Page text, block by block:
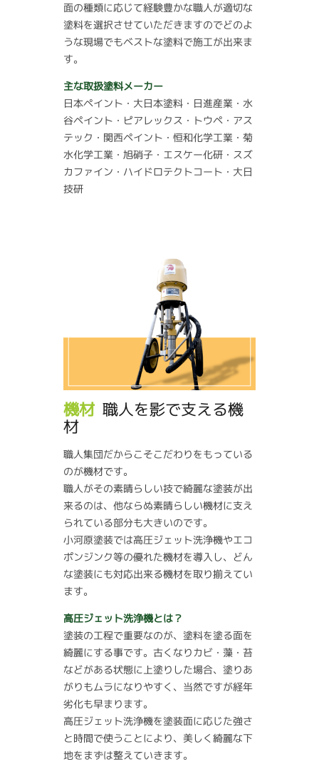
面の種類に応じて経験豊かな職人が適切な
塗料を選択させていただきますのでどのよ
うな現場でもベストな塗料で施工が出来ま
す。
主な取扱塗料メーカー
日本ペイント・大日本塗料・日進産業・水
谷ペイント・ピアレックス・トウペ・アス
テック・関西ペイント・恒和化学工業・菊
水化学工業・旭硝子・エスケー化研・スズ
カファイン・ハイドロテクトコート・大日
技研
機材 職人を影で支える機
材
職人集団だからこそこだわりをもっている
のが機材です。
職人がその素晴らしい技で綺麗な塗装が出
来るのは、他ならぬ素晴らしい機材に支え
られている部分も大きいのです。
小河原塗装では高圧ジェット洗浄機やエコ
ポンジンク等の優れた機材を導入し、どん
な塗装にも対応出来る機材を取り揃えてい
ます。
高圧ジェット洗浄機とは？
塗装の工程で重要なのが、塗料を塗る面を
綺麗にする事です。古くなりカビ・藻・苔
などがある状態に上塗りした場合、塗りあ
がりもムラになりやすく、当然ですが経年
劣化も早まります。
高圧ジェット洗浄機を塗装面に応じた強さ
と時間で使うことにより、美しく綺麗な下
地をまずは整えていきます。